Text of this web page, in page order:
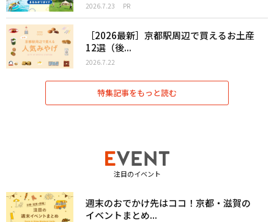
2026.7.23 PR
［2026最新］京都駅周辺で買えるお土産
12選（後...
2026.7.22
特集記事をもっと読む
注目のイベント
週末のおでかけ先はココ！京都・滋賀の
イベントまとめ...